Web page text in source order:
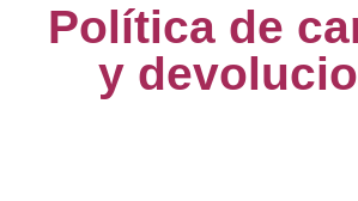
Política de
y